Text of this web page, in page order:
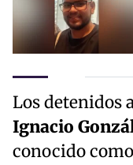
Los detenidos
Ignacio
conocido